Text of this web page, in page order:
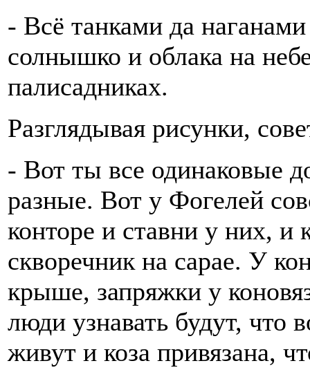
- Всё танками да
солнышко и облака на
палисадниках.
Разглядывая рисунки,
- Вот ты все одинаковые
разные. Вот у Фогелей
конторе и ставни у них, и
скворечник на сарае. У
крыше, запряжки у
люди узнавать будут, что
живут и коза привязана,